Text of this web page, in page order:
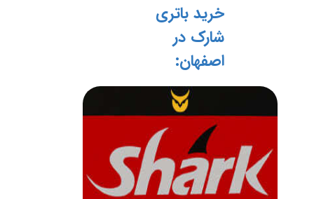
خرید باتری
شارک در
اصفهان: